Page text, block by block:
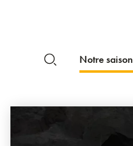
Notre saison